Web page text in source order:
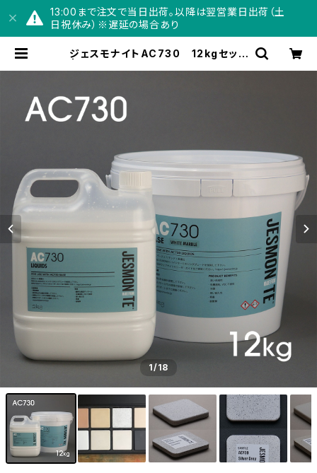
13:00まで注文で当日出荷。以降は翌営業日出荷（土
日祝休み）※遅延の場合あり
ジェスモナイトAC730 12kgセット
1/18